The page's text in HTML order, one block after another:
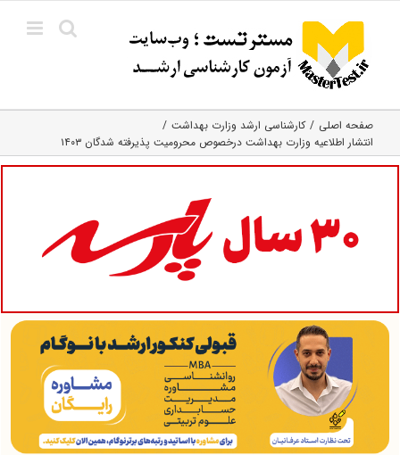
content
صفحه اصلی
کارشناسی ارشد وزارت بهداشت
انتشار اطلاعیه وزارت بهداشت درخصوص محرومیت پذیرفته شدگان ۱۴۰۳